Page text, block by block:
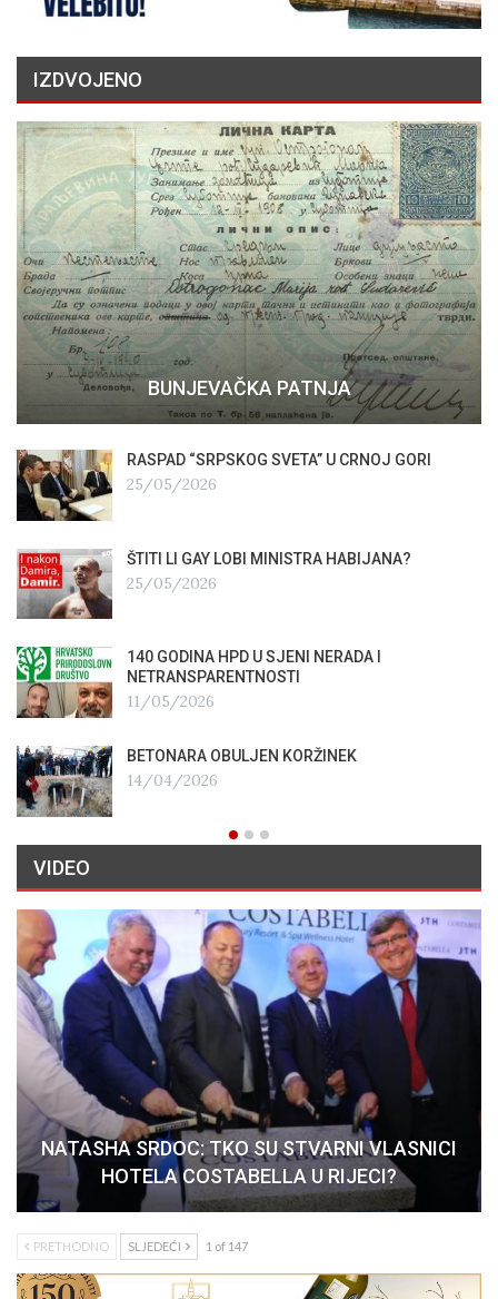
IZDVOJENO
BUNJEVAČKA PATNJA
RASPAD “SRPSKOG SVETA” U CRNOJ GORI
25/05/2026
ŠTITI LI GAY LOBI MINISTRA HABIJANA?
25/05/2026
140 GODINA HPD U SJENI NERADA I
NETRANSPARENTNOSTI
11/05/2026
BETONARA OBULJEN KORŽINEK
14/04/2026
VIDEO
NATASHA SRDOC: TKO SU STVARNI VLASNICI
HOTELA COSTABELLA U RIJECI?
PRETHODNO SLJEDEĆI 1 of 147